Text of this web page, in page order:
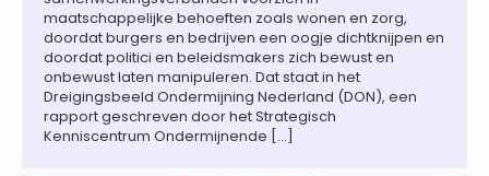
maatschappelijke behoeften zoals wonen en zorg,
doordat burgers en bedrijven een oogje dichtknijpen en
doordat politici en beleidsmakers zich bewust en
onbewust laten manipuleren. Dat staat in het
Dreigingsbeeld Ondermijning Nederland (DON), een
rapport geschreven door het Strategisch
Kenniscentrum Ondermijnende […]